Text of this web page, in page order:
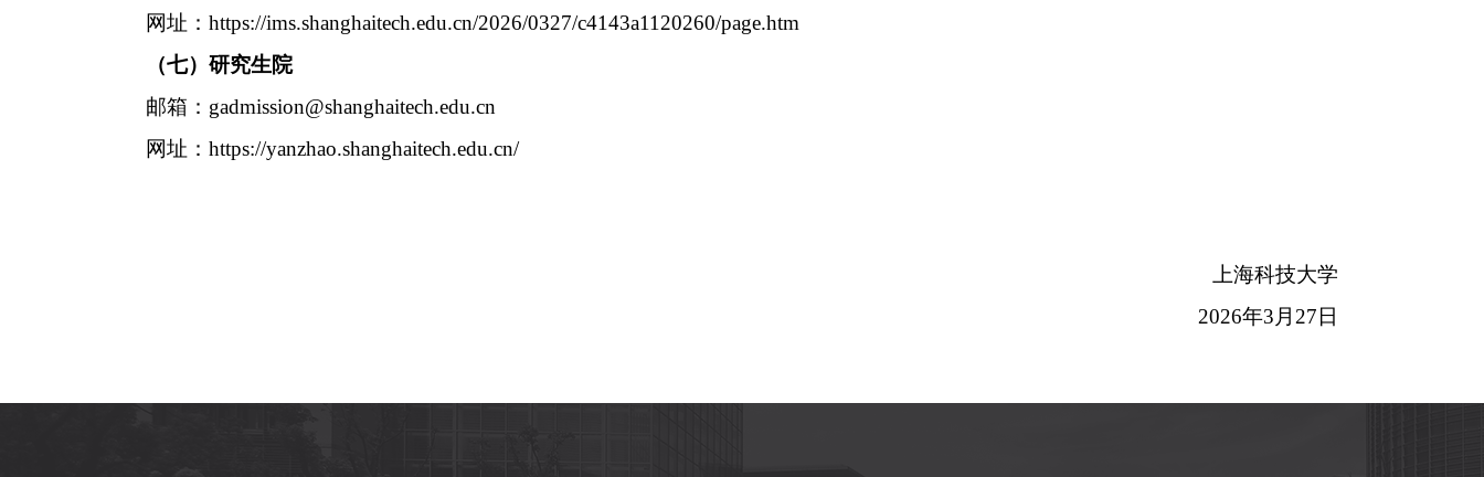
网址： https://ims.shanghaitech.edu.cn/2026/0327/c4143a1120260/page.htm
（七）研究生院
邮箱： gadmission@shanghaitech.edu.cn
网址： https://yanzhao.shanghaitech.edu.cn/
上海科技大学
2026年3 月 27 日